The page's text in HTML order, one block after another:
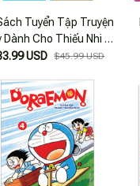
Tuyển Tập Truyện
Dành Cho Thiếu Nhi 4
Bản 2020) - Bộ 4 Cuốn
USD $45.99 USD